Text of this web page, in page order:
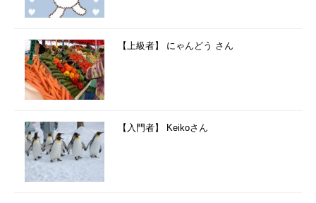
【上級者】 にゃんどう さん
【入門者】 Keikoさん